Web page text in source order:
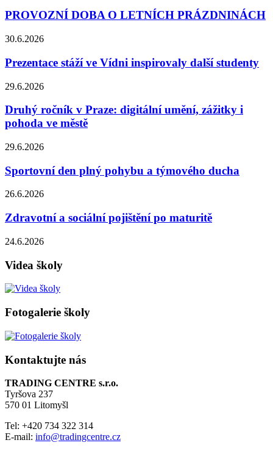
PROVOZNÍ DOBA O LETNÍCH PRÁZDNINÁCH
30.6.2026
Prezentace stáží ve Vídni inspirovaly další studenty
29.6.2026
Druhý ročník v Praze: digitální umění, zážitky i
pohoda ve městě
29.6.2026
Sportovní den plný pohybu a týmového ducha
26.6.2026
Zdravotní a sociální pojištění po maturitě
24.6.2026
Videa školy
Fotogalerie školy
Kontaktujte nás
TRADING CENTRE s.r.o.
Tyršova 237
570 01 Litomyšl
Tel: +420 734 322 314
E-mail: info@tradingcentre.cz